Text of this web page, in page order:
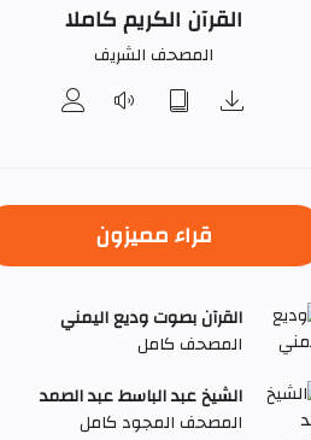
القرآن الكريم كاملا
المصحف الشريف
قراء مميزون
القرآن بصوت وديع اليمني
المصحف كامل
الشيخ عبد الباسط عبد الصمد
المصحف المجود كامل